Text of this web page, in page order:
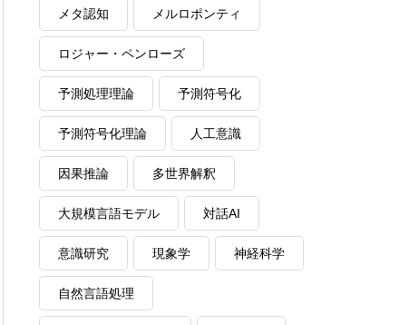
メタ認知 メルロポンティ
ロジャー・ペンローズ
予測処理理論 予測符号化
予測符号化理論 人工意識
因果推論 多世界解釈
大規模言語モデル 対話AI
意識研究 現象学 神経科学
自然言語処理